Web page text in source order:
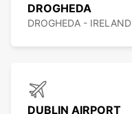
DROGHEDA
DROGHEDA - IRELAND
DUBLIN AIRPORT